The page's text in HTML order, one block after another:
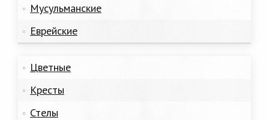
Мусульманские
Еврейские
Цветные
Кресты
Стелы